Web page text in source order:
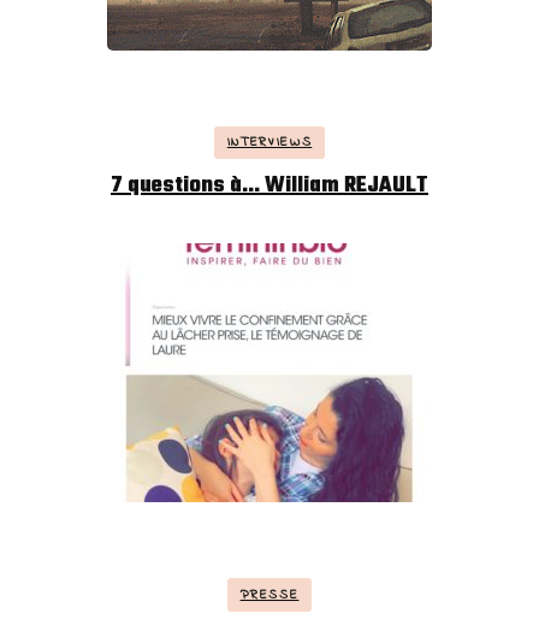
INTERVIEWS
7 questions à… William REJAULT
PRESSE